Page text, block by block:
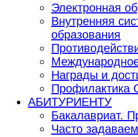
Электронная
Внутренняя
образования
Награды и
Профилактика
АБИТУРИЕНТУ
Бакалавриат.
Часто